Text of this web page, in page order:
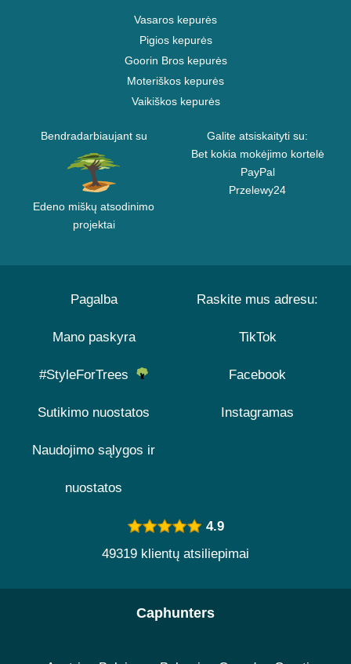
Vasaros kepurės
Pigios kepurės
Goorin Bros kepurės
Moteriškos kepurės
Vaikiškos kepurės
Bendradarbiaujant su
Edeno miškų atsodinimo
projektai
Galite atsiskaityti su:
Bet kokia mokėjimo kortelė
PayPal
Przelewy24
Pagalba
Mano paskyra
#StyleForTrees
Sutikimo nuostatos
Naudojimo sąlygos ir
nuostatos
Raskite mus adresu:
TikTok
Facebook
Instagramas
4.9
49319 klientų atsiliepimai
Caphunters